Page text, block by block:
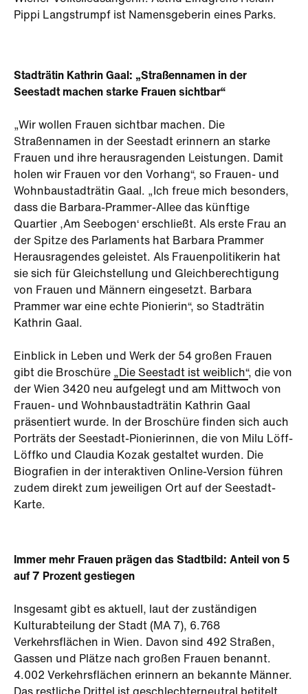
Pippi Langstrumpf ist Namensgeberin eines Parks.
Stadträtin Kathrin Gaal: „Straßennamen in der
Seestadt machen starke Frauen sichtbar“
„Wir wollen Frauen sichtbar machen. Die
Straßennamen in der Seestadt erinnern an starke
Frauen und ihre herausragenden Leistungen. Damit
holen wir Frauen vor den Vorhang“, so Frauen- und
Wohnbaustadträtin Gaal. „Ich freue mich besonders,
dass die Barbara-Prammer-Allee das künftige
Quartier ,Am Seebogen‘ erschließt. Als erste Frau an
der Spitze des Parlaments hat Barbara Prammer
Herausragendes geleistet. Als Frauenpolitikerin hat
sie sich für Gleichstellung und Gleichberechtigung
von Frauen und Männern eingesetzt. Barbara
Prammer war eine echte Pionierin“, so Stadträtin
Kathrin Gaal.
Einblick in Leben und Werk der 54 großen Frauen
gibt die Broschüre „Die Seestadt ist weiblich“, die von
der Wien 3420 neu aufgelegt und am Mittwoch von
Frauen- und Wohnbaustadträtin Kathrin Gaal
präsentiert wurde. In der Broschüre finden sich auch
Porträts der Seestadt-Pionierinnen, die von Milu Löff-
Löffko und Claudia Kozak gestaltet wurden. Die
Biografien in der interaktiven Online-Version führen
zudem direkt zum jeweiligen Ort auf der Seestadt-
Karte.
Immer mehr Frauen prägen das Stadtbild: Anteil von 5
auf 7 Prozent gestiegen
Insgesamt gibt es aktuell, laut der zuständigen
Kulturabteilung der Stadt (MA 7), 6.768
Verkehrsflächen in Wien. Davon sind 492 Straßen,
Gassen und Plätze nach großen Frauen benannt.
4.002 Verkehrsflächen erinnern an bekannte Männer.